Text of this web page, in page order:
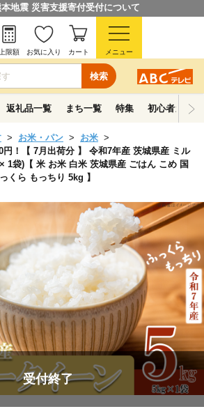
地震 災害支援寄付受付について
検索
上限額 お気に入り カート メニュー
返礼品一覧 まち一覧 特集 初心者ガイド
お米・パン
お米
円！【 7月出荷分 】 令和7年産 茨城県産 ミル
1袋)【 米 お米 白米 茨城県産 ごはん こめ 国
くら もっちり 5kg 】
受付終了